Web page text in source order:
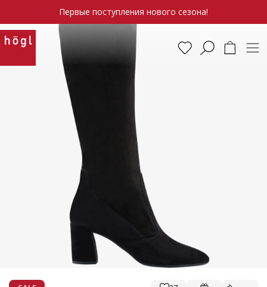
Первые поступления нового сезона!